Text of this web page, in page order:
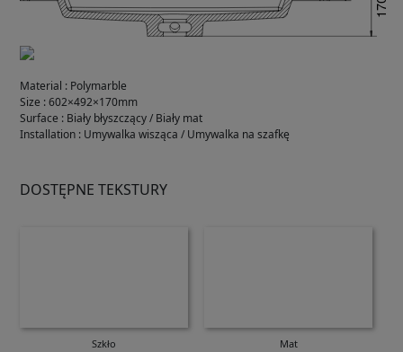
Material : Polymarble
Size :602×492×170mm
Surface : Biały błyszczący / Biały mat
Installation : Umywalka wisząca / Umywalka na szafkę
DOSTĘPNE TEKSTURY
Szkło Mat